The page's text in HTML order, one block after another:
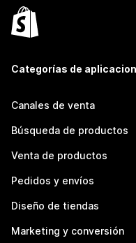
Categorías de
Canales de venta
Búsqueda de productos
Venta de productos
Pedidos y envíos
Diseño de tiendas
Marketing y conversión